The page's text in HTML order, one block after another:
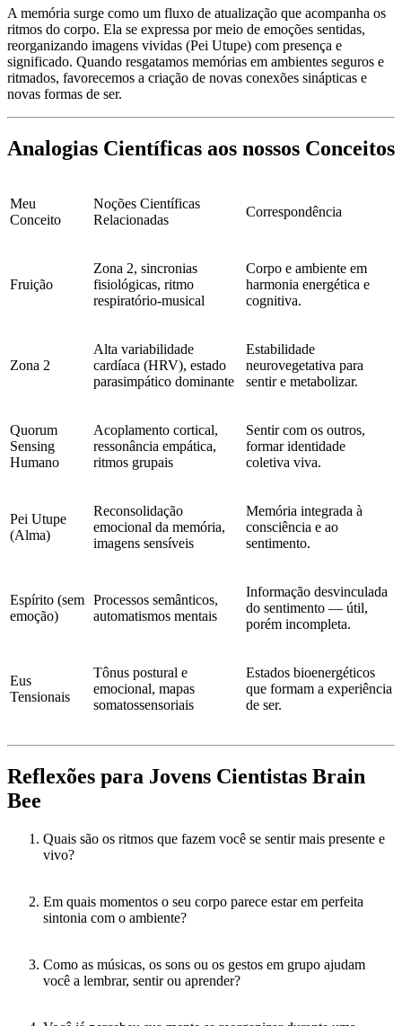
A memória surge como um fluxo de atualização que acompanha os
ritmos do corpo. Ela se expressa por meio de emoções sentidas,
reorganizando imagens vividas (Pei Utupe) com presença e
significado. Quando resgatamos memórias em ambientes seguros e
ritmados, favorecemos a criação de novas conexões sinápticas e
novas formas de ser.
Analogias Científicas aos nossos Conceitos
Meu
Conceito
Noções Científicas
Relacionadas
Correspondência
Fruição
Zona 2, sincronias
fisiológicas, ritmo
respiratório-musical
Corpo e ambiente em
harmonia energética e
cognitiva.
Zona 2
Alta variabilidade
cardíaca (HRV), estado
parasimpático dominante
Estabilidade
neurovegetativa para
sentir e metabolizar.
Quorum
Sensing
Humano
Acoplamento cortical,
ressonância empática,
ritmos grupais
Sentir com os outros,
formar identidade
coletiva viva.
Pei Utupe
(Alma)
Reconsolidação
emocional da memória,
imagens sensíveis
Memória integrada à
consciência e ao
sentimento.
Espírito (sem
emoção)
Processos semânticos,
automatismos mentais
Informação desvinculada
do sentimento — útil,
porém incompleta.
Eus
Tensionais
Tônus postural e
emocional, mapas
somatossensoriais
Estados bioenergéticos
que formam a experiência
de ser.
Reflexões para Jovens Cientistas Brain
Bee
Quais são os ritmos que fazem você se sentir mais presente e
vivo?
Em quais momentos o seu corpo parece estar em perfeita
sintonia com o ambiente?
Como as músicas, os sons ou os gestos em grupo ajudam
você a lembrar, sentir ou aprender?